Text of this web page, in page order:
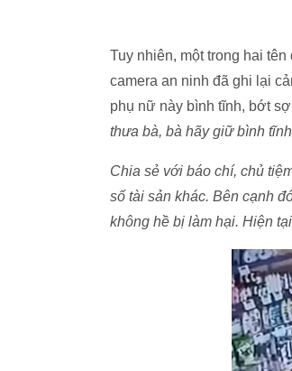
Tuy nhiên, một trong hai
camera an ninh đã ghi lại
phụ nữ này bình tĩnh, bớt
thưa bà, bà hãy giữ bình
Chia sẻ với báo chí, chủ
số tài sản khác. Bên cạnh
không hề bị làm hại. Hiện